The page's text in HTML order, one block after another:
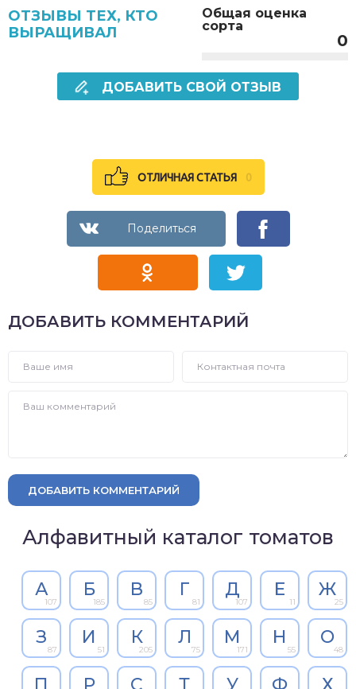
Общая оценка
сорта
0
ОТЗЫВЫ ТЕХ, КТО
ВЫРАЩИВАЛ
ДОБАВИТЬ СВОЙ ОТЗЫВ
ОТЛИЧНАЯ СТАТЬЯ 0
ДОБАВИТЬ КОММЕНТАРИЙ
ДОБАВИТЬ КОММЕНТАРИЙ
Алфавитный каталог томатов
А
107
Б
185
В
85
Г
81
Д
107
Е
11
Ж
25
З
87
И
51
К
205
Л
75
М
171
Н
55
О
48
П Р С Т У Ф Х